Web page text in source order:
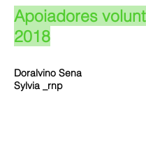
Apoiadores
2018
Doralvino Sena
Sylvia _rnp